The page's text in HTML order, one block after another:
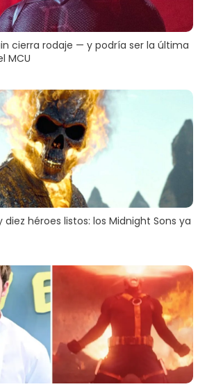
cierra rodaje — y podría ser la última
MCU
diez héroes listos: los Midnight Sons ya